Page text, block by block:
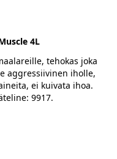
4L
tehokas joka
aggressiivinen iholle,
ei kuivata ihoa.
9917.